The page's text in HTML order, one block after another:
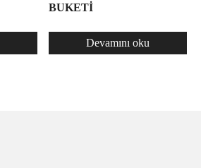
BUKETİ
Devamını oku